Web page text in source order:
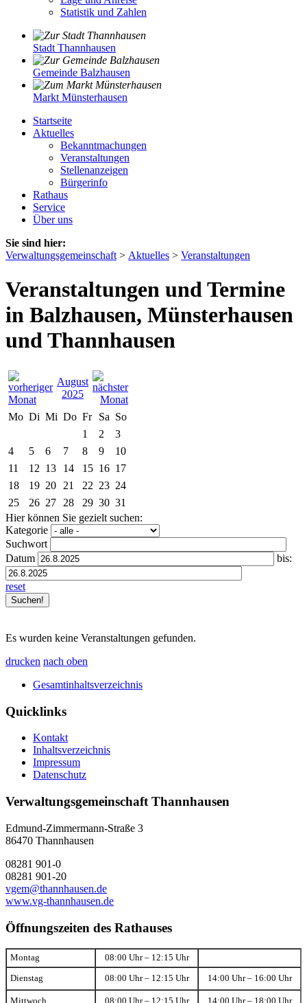
Statistik und Zahlen
Stadt Thannhausen
Gemeinde Balzhausen
Markt Münsterhausen
Startseite
Aktuelles
Bekanntmachungen
Veranstaltungen
Stellenanzeigen
Bürgerinfo
Rathaus
Service
Über uns
Sie sind hier:
Verwaltungsgemeinschaft > Aktuelles > Veranstaltungen
Veranstaltungen und Termine
in Balzhausen, Münsterhausen
und Thannhausen
August
2025
Mo Di Mi Do Fr Sa So
1
2
3
4
5 6 7 8 9
10
11
12 13 14 15 16 17
18
19 20 21 22 23 24
25
26 27 28 29 30 31
Hier können Sie gezielt suchen:
Kategorie
Suchwort
Datum
bis:
reset
Es wurden keine Veranstaltungen gefunden.
drucken nach oben
Gesamtinhaltsverzeichnis
Quicklinks
Kontakt
Inhaltsverzeichnis
Impressum
Datenschutz
Verwaltungsgemeinschaft Thannhausen
Edmund-Zimmermann-Straße 3
86470 Thannhausen
08281 901-0
08281 901-20
vgem@thannhausen.de
www.vg-thannhausen.de
Öffnungszeiten des Rathauses
Montag 08:00 Uhr – 12:15 Uhr
Dienstag 08:00 Uhr – 12:15 Uhr 14:00 Uhr – 16:00 Uhr